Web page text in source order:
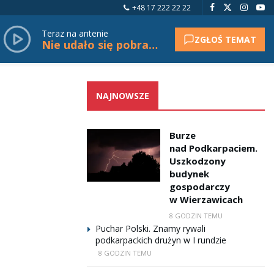
+48 17 222 22 22
Teraz na antenie
Nie udało się pobrać tytułu. ZGŁOŚ TEMAT
NAJNOWSZE
Burze
nad Podkarpaciem.
Uszkodzony
budynek
gospodarczy
w Wierzawicach
8 GODZIN TEMU
Puchar Polski. Znamy rywali
podkarpackich drużyn w I rundzie
8 GODZIN TEMU